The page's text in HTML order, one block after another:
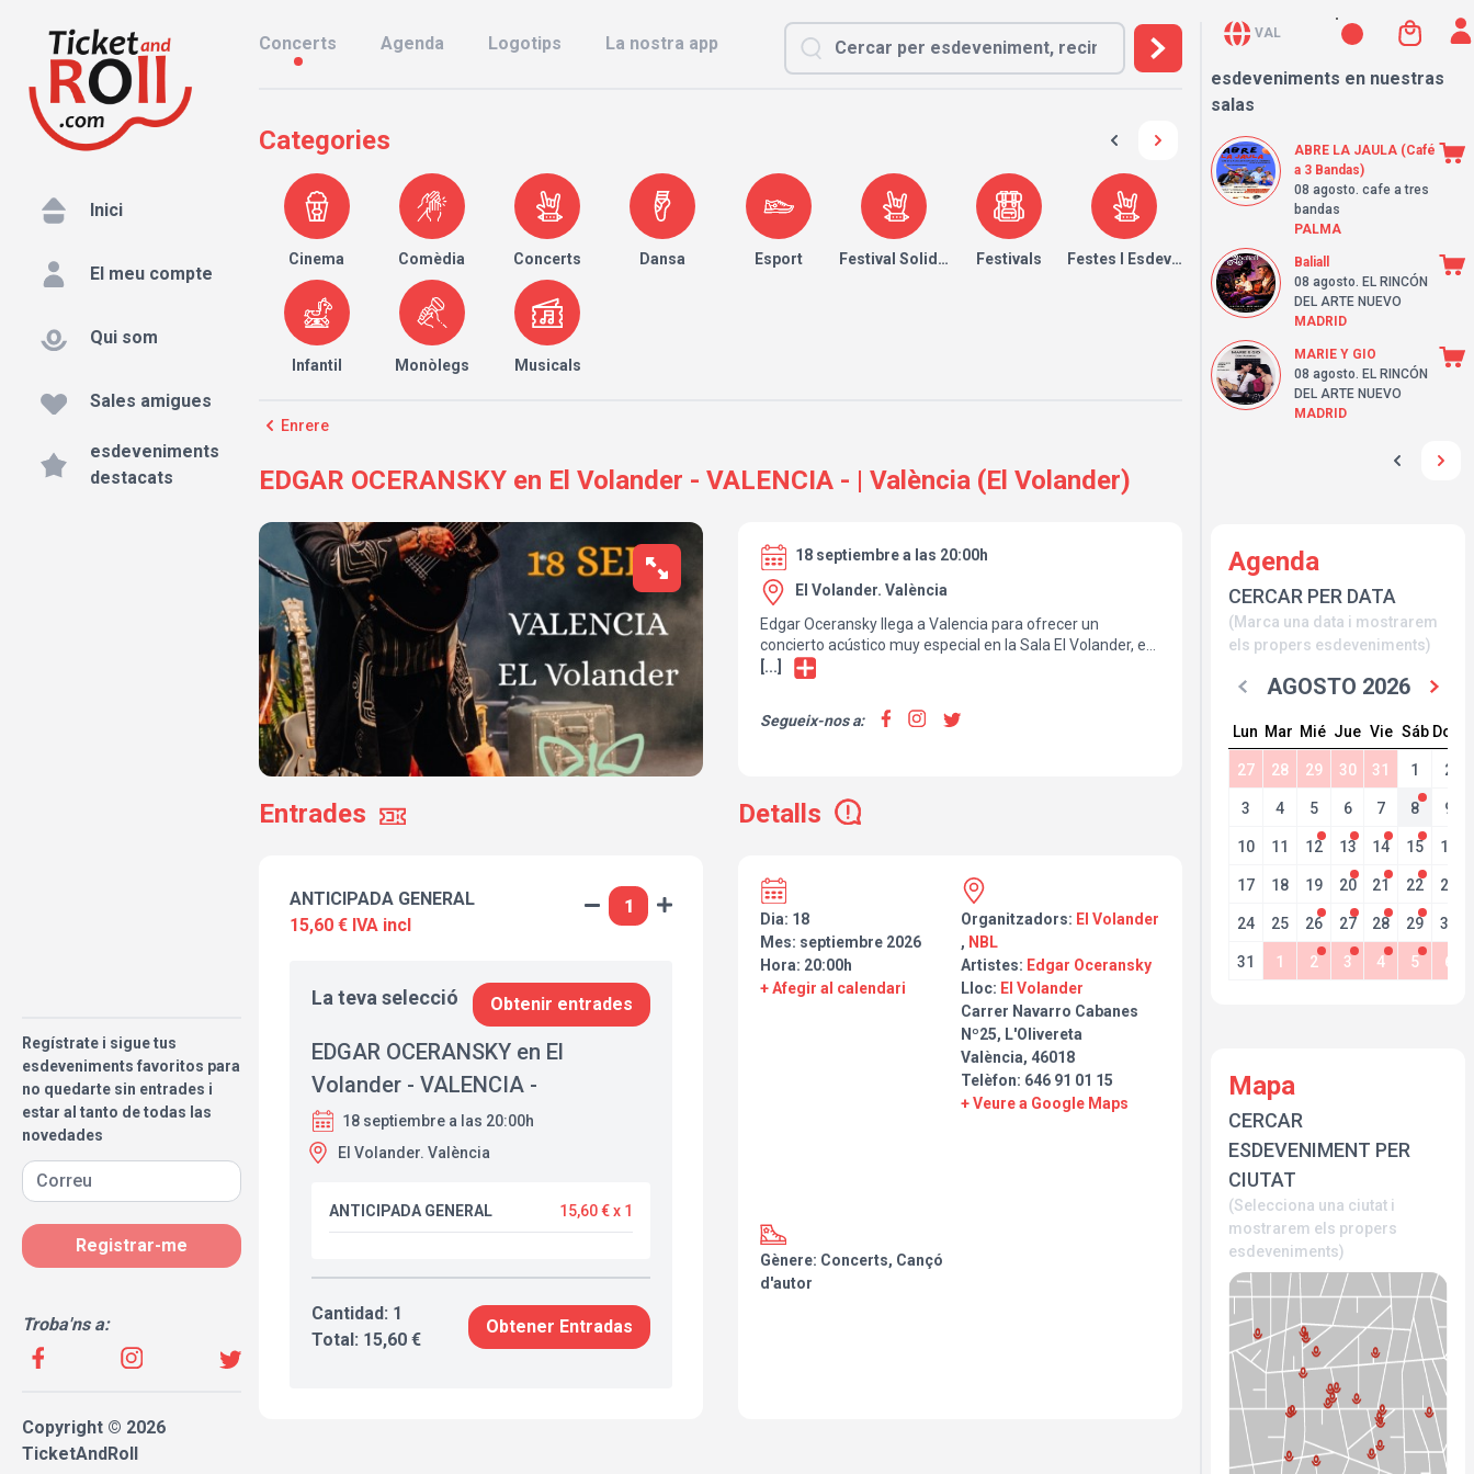
Inici
El meu compte
Qui som
Sales amigues
esdeveniments
destacats
Regístrate i sigue tus
esdeveniments favoritos para
no quedarte sin entrades i
estar al tanto de todas las
novedades
Registrar-me
Troba'ns a:
Copyright © 2026
TicketAndRoll
Concerts Agenda Logotips La nostra app
Categories
Cinema Comèdia Concerts Dansa Esport Festival Solidari Festivals Festes I Esdeveniments
Infantil Monòlegs Musicals
Enrere
EDGAR OCERANSKY en El Volander - VALENCIA - | València (El Volander)
18 septiembre a las 20:00h
El Volander. València
Edgar Oceransky llega a Valencia para ofrecer un
concierto acústico muy especial en la Sala El Volander, en
un formato cercano e íntimo donde las canciones cobran
El artista mexicano presenta un recorrido por sus temas
emociones y canciones compartidas.
formato directo, honesto y sin artificios, dentro de una
gira muy especial por España.
[...]
Segueix-nos a:
Entrades Detalls
ANTICIPADA GENERAL
15,60 € IVA incl
La teva selecció Obtenir entrades
EDGAR OCERANSKY en El
Volander - VALENCIA -
18 septiembre a las 20:00h
El Volander. València
ANTICIPADA GENERAL 15,60 € x 1
Cantidad: 1
Total: 15,60 €
Obtener Entradas
Dia: 18
Mes: septiembre 2026
Hora: 20:00h
+ Afegir al calendari
Organitzadors: El Volander
, NBL
Artistes: Edgar Oceransky
Lloc: El Volander
Carrer Navarro Cabanes
Nº25, L'Olivereta
València, 46018
Telèfon: 646 91 01 15
+ Veure a Google Maps
Gènere: Concerts, Cançó
d'autor
VAL
esdeveniments en nuestras
salas
ABRE LA JAULA (Café
a 3 Bandas)
08 agosto. cafe a tres
bandas
PALMA
Baliall
08 agosto. EL RINCÓN
DEL ARTE NUEVO
MADRID
MARIE Y GIO
08 agosto. EL RINCÓN
DEL ARTE NUEVO
MADRID
Agenda
CERCAR PER DATA
(Marca una data i mostrarem
els propers esdeveniments)
AGOSTO 2026
Lun Mar Mié Jue Vie Sáb Dom
27 28 29 30 31 1 2
3 4 5 6 7 8 9
10 11 12 13 14 15 16
17 18 19 20 21 22 23
24 25 26 27 28 29 30
31 1 2 3 4 5 6
Mapa
CERCAR
ESDEVENIMENT PER
CIUTAT
(Selecciona una ciutat i
mostrarem els propers
esdeveniments)